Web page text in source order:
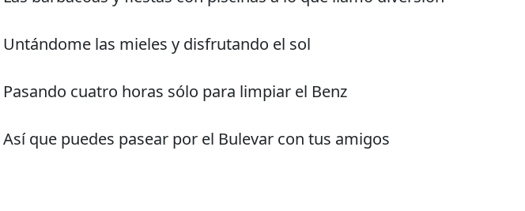
Untándome las mieles y disfrutando el sol
Pasando cuatro horas sólo para limpiar el Benz
Así que puedes pasear por el Bulevar con tus amigos